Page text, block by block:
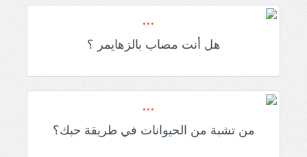
هل أنت مصاب بالزهايمر ؟
من تشبة من الحيوانات في طريقة حبك؟